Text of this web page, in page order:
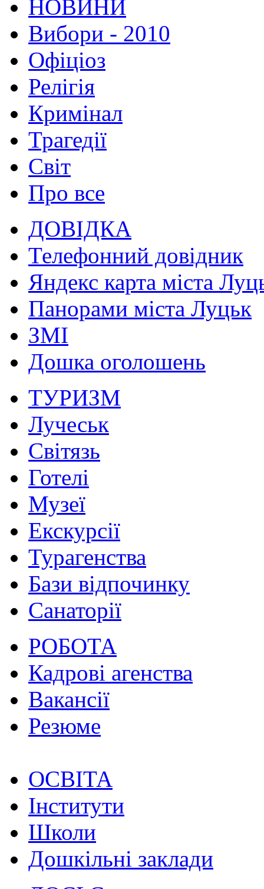
НОВИНИ
Вибори - 2010
Офіціоз
Релігія
Кримінал
Трагедії
Світ
Про все
ДОВІДКА
Телефонний довідник
Яндекс карта міста
Панорами міста Луцьк
ЗМІ
Дошка оголошень
ТУРИЗМ
Лучеськ
Світязь
Готелі
Музеї
Екскурсії
Турагенства
Бази відпочинку
Санаторії
РОБОТА
Кадрові агенства
Вакансії
Резюме
ОСВІТА
Інститути
Школи
Дошкільні заклади